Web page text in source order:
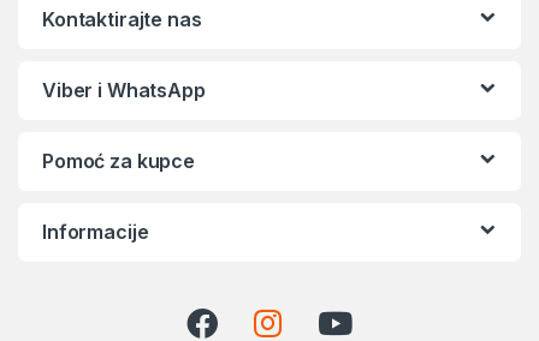
Kontaktirajte nas
Viber i WhatsApp
Pomoć za kupce
Informacije